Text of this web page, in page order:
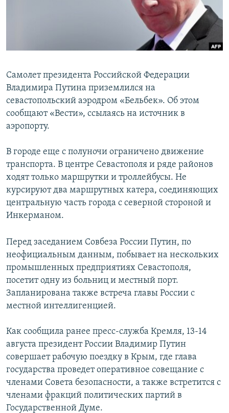
Все сайты RFE/RL
Самолет президента Российской Федерации
Владимира Путина приземлился на
севастопольский аэродром «Бельбек». Об этом
сообщают «Вести», ссылаясь на источник в
аэропорту.
В городе еще с полуночи ограничено движение
транспорта. В центре Севастополя и ряде районов
ходят только маршрутки и троллейбусы. Не
курсируют два маршрутных катера, соединяющих
центральную часть города с северной стороной и
Инкерманом.
Перед заседанием Совбеза России Путин, по
неофициальным данным, побывает на нескольких
промышленных предприятиях Севастополя,
посетит одну из больниц и местный порт.
Запланирована также встреча главы России с
местной интеллигенцией.
Как сообщила ранее пресс-служба Кремля, 13-14
августа президент России Владимир Путин
совершает рабочую поездку в Крым, где глава
государства проведет оперативное совещание с
членами Совета безопасности, а также встретится с
членами фракций политических партий в
Государственной Думе.